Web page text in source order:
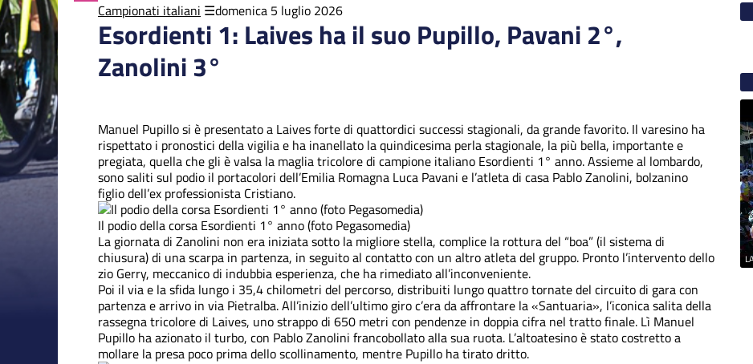
Campionati italiani domenica 5 luglio 2026
Esordienti 1: Laives ha il suo Pupillo, Pavani 2°,
Zanolini 3°
Manuel Pupillo si è presentato a Laives forte di quattordici successi stagionali, da grande favorito. Il varesino ha
rispettato i pronostici della vigilia e ha inanellato la quindicesima perla stagionale, la più bella, importante e
pregiata, quella che gli è valsa la maglia tricolore di campione italiano Esordienti 1° anno. Assieme al lombardo,
sono saliti sul podio il portacolori dell’Emilia Romagna Luca Pavani e l’atleta di casa Pablo Zanolini, bolzanino
figlio dell’ex professionista Cristiano.
Il podio della corsa Esordienti 1° anno (foto Pegasomedia)
La giornata di Zanolini non era iniziata sotto la migliore stella, complice la rottura del “boa” (il sistema di
chiusura) di una scarpa in partenza, in seguito al contatto con un altro atleta del gruppo. Pronto l’intervento dello
zio Gerry, meccanico di indubbia esperienza, che ha rimediato all’inconveniente.
Poi il via e la sfida lungo i 35,4 chilometri del percorso, distribuiti lungo quattro tornate del circuito di gara con
partenza e arrivo in via Pietralba. All’inizio dell’ultimo giro c’era da affrontare la «Santuaria», l’iconica salita della
rassegna tricolore di Laives, uno strappo di 650 metri con pendenze in doppia cifra nel tratto finale. Lì Manuel
Pupillo ha azionato il turbo, con Pablo Zanolini francobollato alla sua ruota. L’altoatesino è stato costretto a
mollare la presa poco prima dello scollinamento, mentre Pupillo ha tirato dritto.